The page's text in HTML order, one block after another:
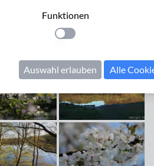
Funktionen
Einstellung anwenden
Auswahl erlauben Alle